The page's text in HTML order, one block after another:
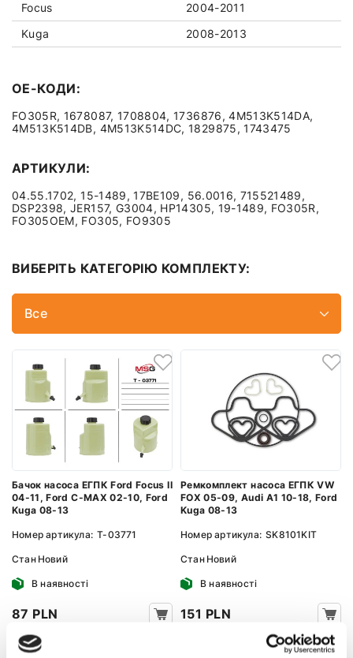
Focus
2004-2011
Kuga
2008-2013
OE-КОДИ:
FO305R, 1678087, 1708804, 1736876, 4M513K514DA,
4M513K514DB, 4M513K514DC, 1829875, 1743475
АРТИКУЛИ:
04.55.1702, 15-1489, 17BE109, 56.0016, 715521489,
DSP2398, JER157, G3004, HP14305, 19-1489, FO305R,
FO305OEM, FO305, FO9305
ВИБЕРІТЬ КАТЕГОРІЮ КОМПЛЕКТУ:
Все
Бачок насоса ЕГПК Ford Focus II
04-11, Ford C-MAX 02-10, Ford
Kuga 08-13
Номер артикула: T-03771
Стан Новий
В наявності
87 PLN
Ремкомплект насоса ЕГПК VW
FOX 05-09, Audi A1 10-18, Ford
Kuga 08-13
Номер артикула: SK8101KIT
Стан Новий
В наявності
151 PLN